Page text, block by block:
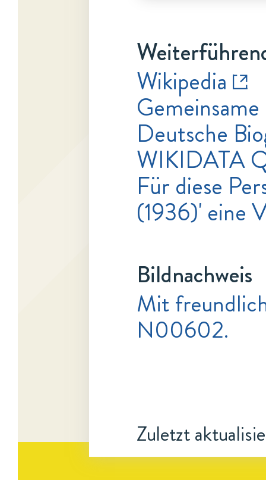
Wikipedia
Deutsche
WIKIDATA
Für diese
(1936)' eine
Bildnachweis
Mit
N00602.
Zuletzt